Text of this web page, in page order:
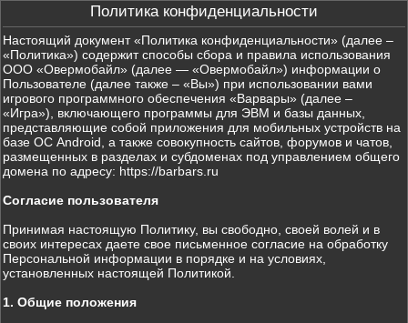
Политика конфиденциальности
Настоящий документ «Политика конфиденциальности» (далее –
«Политика») содержит способы сбора и правила использования
ООО «Овермобайл» (далее — «Овермобайл») информации о
Пользователе (далее также – «Вы») при использовании вами
игрового программного обеспечения «Варвары» (далее –
«Игра»), включающего программы для ЭВМ и базы данных,
представляющие собой приложения для мобильных устройств на
базе ОС Android, а также совокупность сайтов, форумов и чатов,
размещенных в разделах и субдоменах под управлением общего
домена по адресу: https://barbars.ru
Согласие пользователя
Принимая настоящую Политику, вы свободно, своей волей и в
своих интересах даете свое письменное согласие на обработку
Персональной информации в порядке и на условиях,
установленных настоящей Политикой.
1. Общие положения